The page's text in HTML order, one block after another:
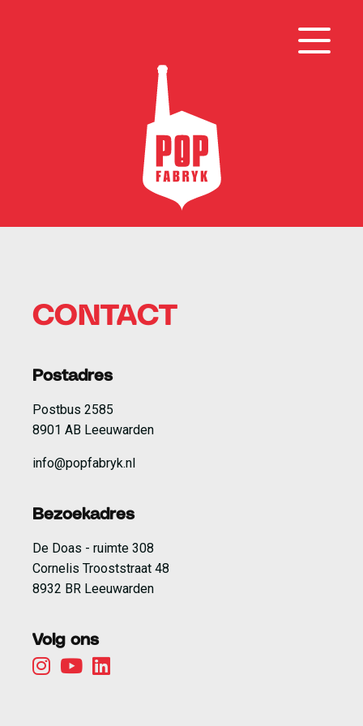
CONTACT
Postadres
Postbus 2585
8901 AB Leeuwarden
info@popfabryk.nl
Bezoekadres
De Doas - ruimte 308
Cornelis Trooststraat 48
8932 BR Leeuwarden
Volg ons